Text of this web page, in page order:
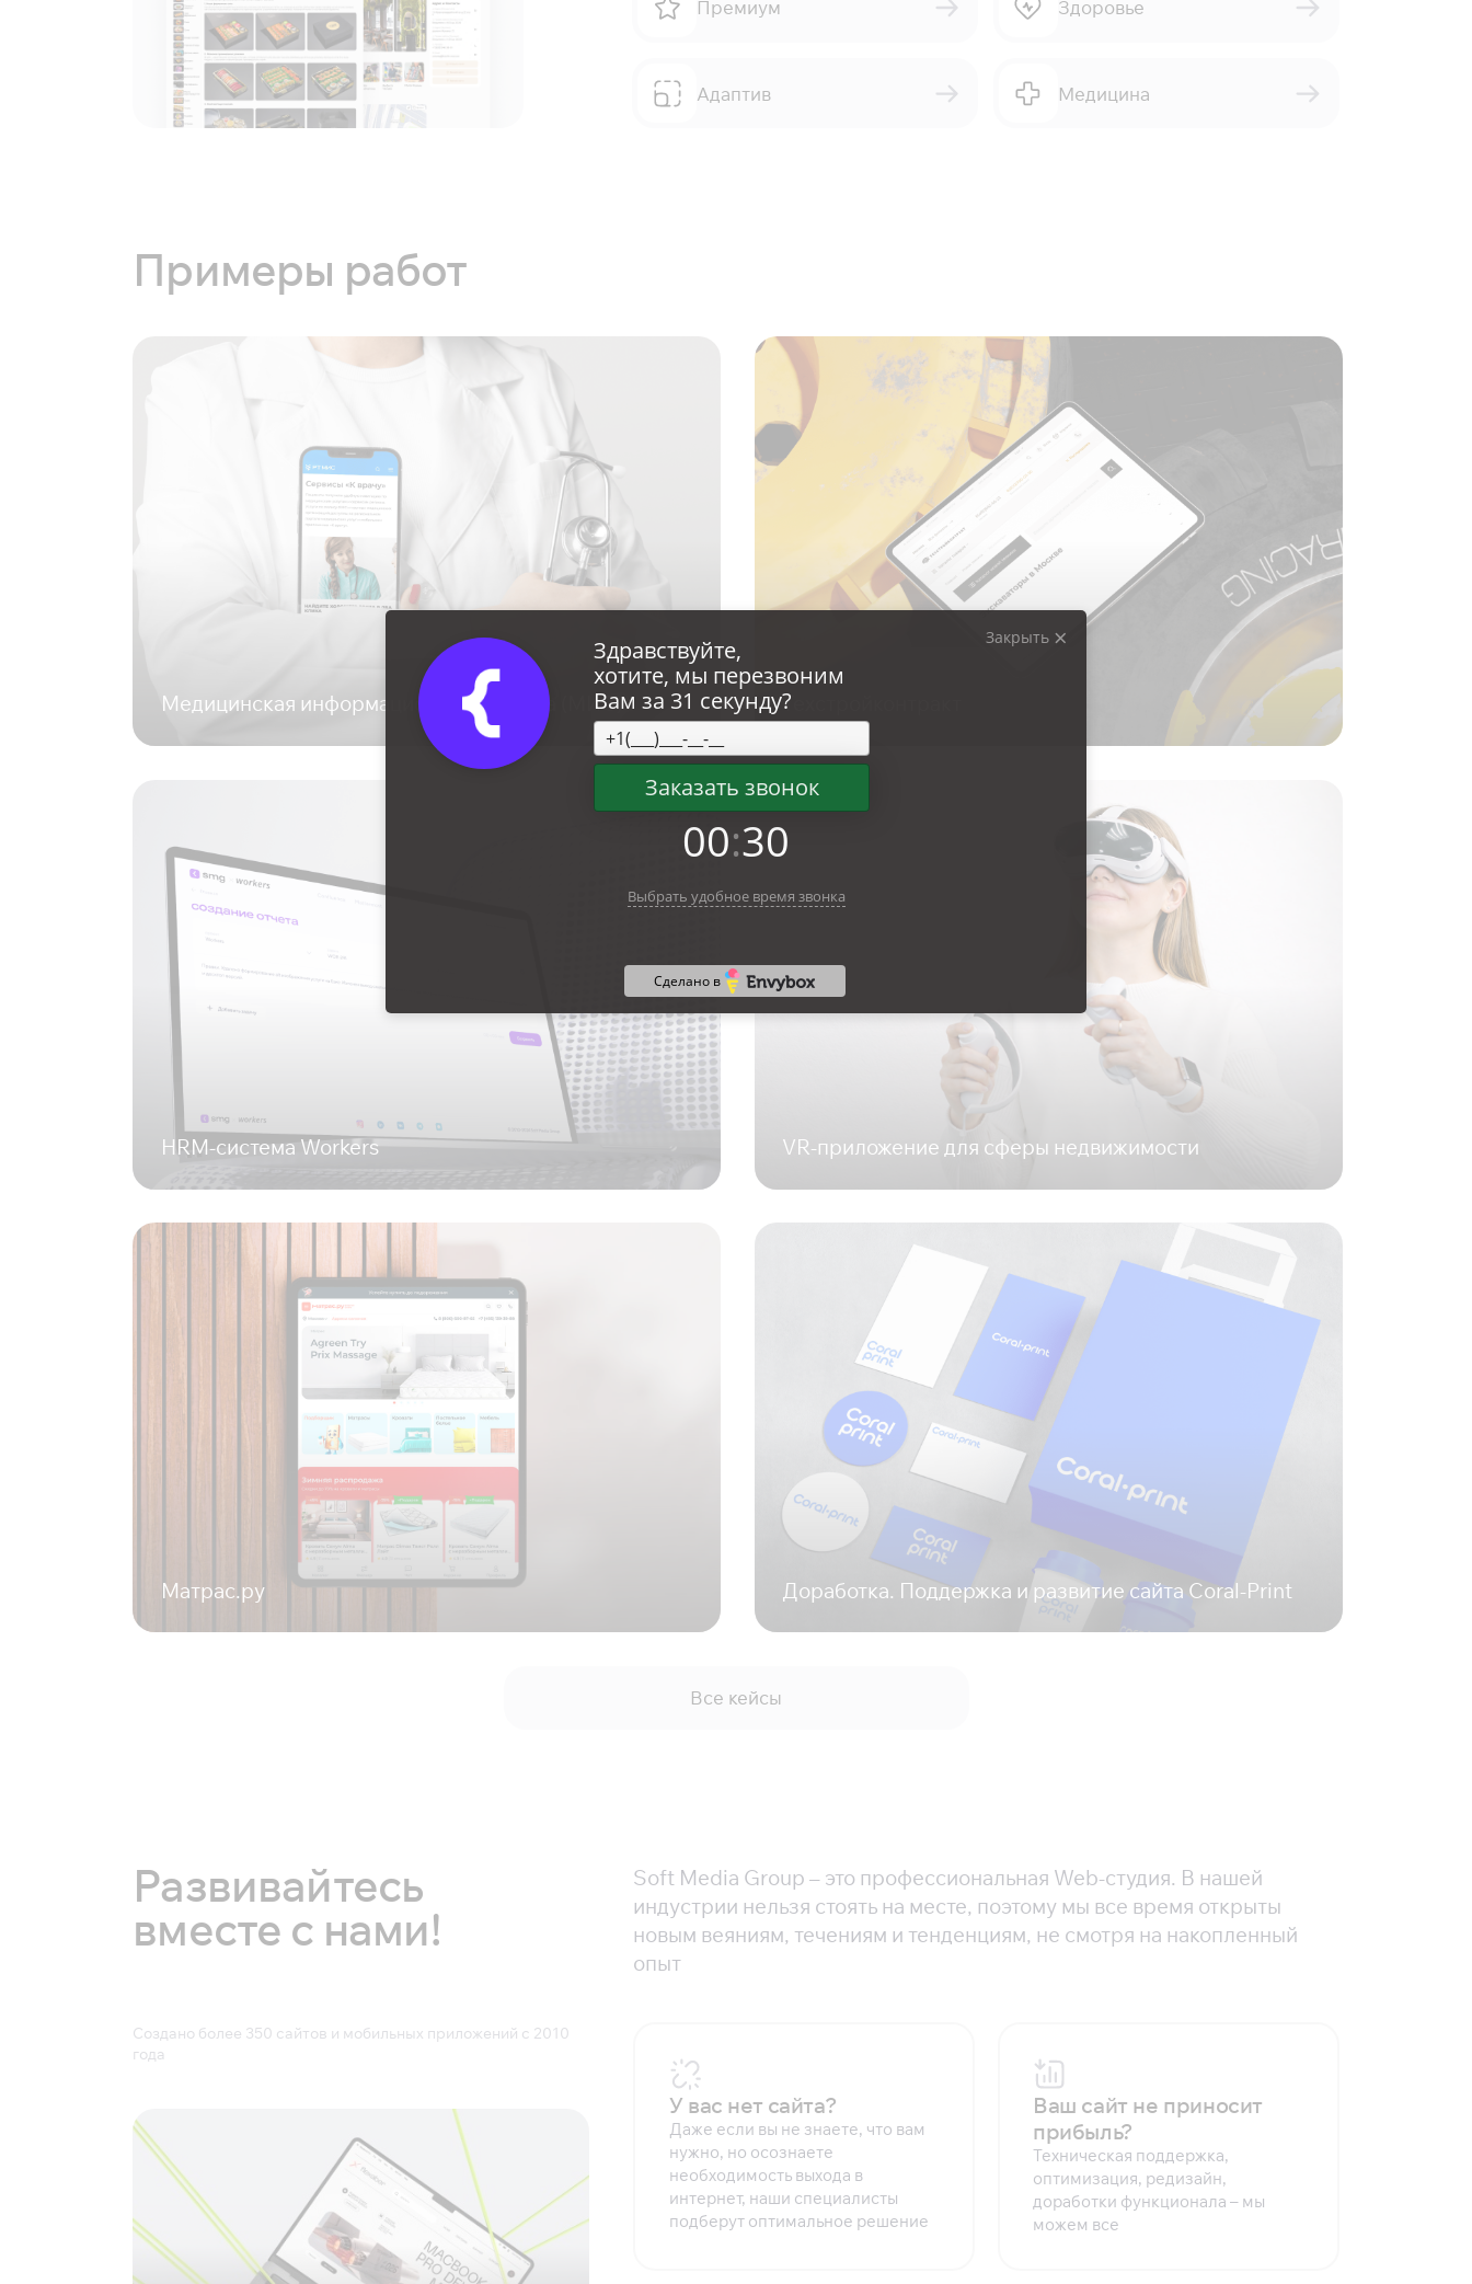
Премиум Здоровье
Адаптив Медицина
Примеры работ
Медицинская информационная система (МИС) Техстройконтракт
HRM-система Workers VR-приложение для сферы недвижимости
Матрас.ру Доработка. Поддержка и развитие сайта Coral-Print
Все кейсы
Развивайтесь
вместе с нами!
Создано более 350 сайтов и мобильных приложений с 2010
года
Soft Media Group – это профессиональная Web-студия. В нашей
индустрии нельзя стоять на месте, поэтому мы все время открыты
новым веяниям, течениям и тенденциям, не смотря на накопленный
опыт
У вас нет сайта?
Даже если вы не знаете, что вам
нужно, но осознаете
необходимость выхода в
интернет, наши специалисты
подберут оптимальное решение
Ваш сайт не приносит
прибыль?
Техническая поддержка,
оптимизация, редизайн,
доработки функционала – мы
можем все
Закрыть
Здравствуйте,
хотите, мы перезвоним
Вам за 31 секунду?
Заказать звонок
00:30
Выбрать удобное время звонка
Сделано в